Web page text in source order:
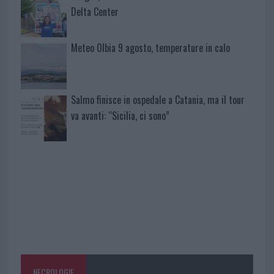
Delta Center
Meteo Olbia 9 agosto, temperature in calo
Salmo finisce in ospedale a Catania, ma il tour
va avanti: “Sicilia, ci sono”